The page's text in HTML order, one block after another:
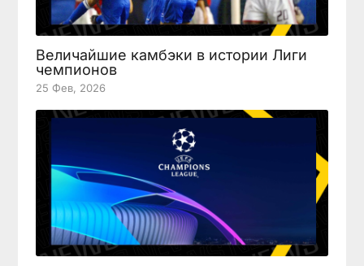
Величайшие камбэки в истории Лиги
чемпионов
25 Фев, 2026